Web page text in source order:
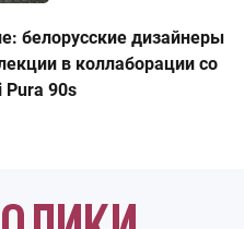
белорусские дизайнеры
в коллаборации со
90s